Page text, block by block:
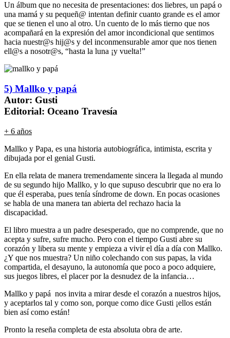
Un álbum que no necesita de presentaciones: dos liebres, un papá o
una mamá y su pequeñ@ intentan definir cuanto grande es el amor
que se tienen el uno al otro. Un cuento de lo más tierno que nos
acompañará en la expresión del amor incondicional que sentimos
hacia nuestr@s hij@s y del inconmensurable amor que nos tienen
ell@s a nosotr@s, “hasta la luna ¡y vuelta!”
5) Mallko y papá
Autor: Gusti
Editorial: Oceano Travesía
+ 6 años
Mallko y Papa, es una historia autobiográfica, intimista, escrita y
dibujada por el genial Gusti.
En ella relata de manera tremendamente sincera la llegada al mundo
de su segundo hijo Mallko, y lo que supuso descubrir que no era lo
que él esperaba, pues tenía síndrome de down. En pocas ocasiones
se habla de una manera tan abierta del rechazo hacia la
discapacidad.
El libro muestra a un padre desesperado, que no comprende, que no
acepta y sufre, sufre mucho. Pero con el tiempo Gusti abre su
corazón y libera su mente y empieza a vivir el día a día con Mallko.
¿Y que nos muestra? Un niño colechando con sus papas, la vida
compartida, el desayuno, la autonomía que poco a poco adquiere,
sus juegos libres, el placer por la desnudez de la infancia…
Mallko y papá nos invita a mirar desde el corazón a nuestros hijos,
y aceptarlos tal y como son, porque como dice Gusti ¡ellos están
bien así como están!
Pronto la reseña completa de esta absoluta obra de arte.